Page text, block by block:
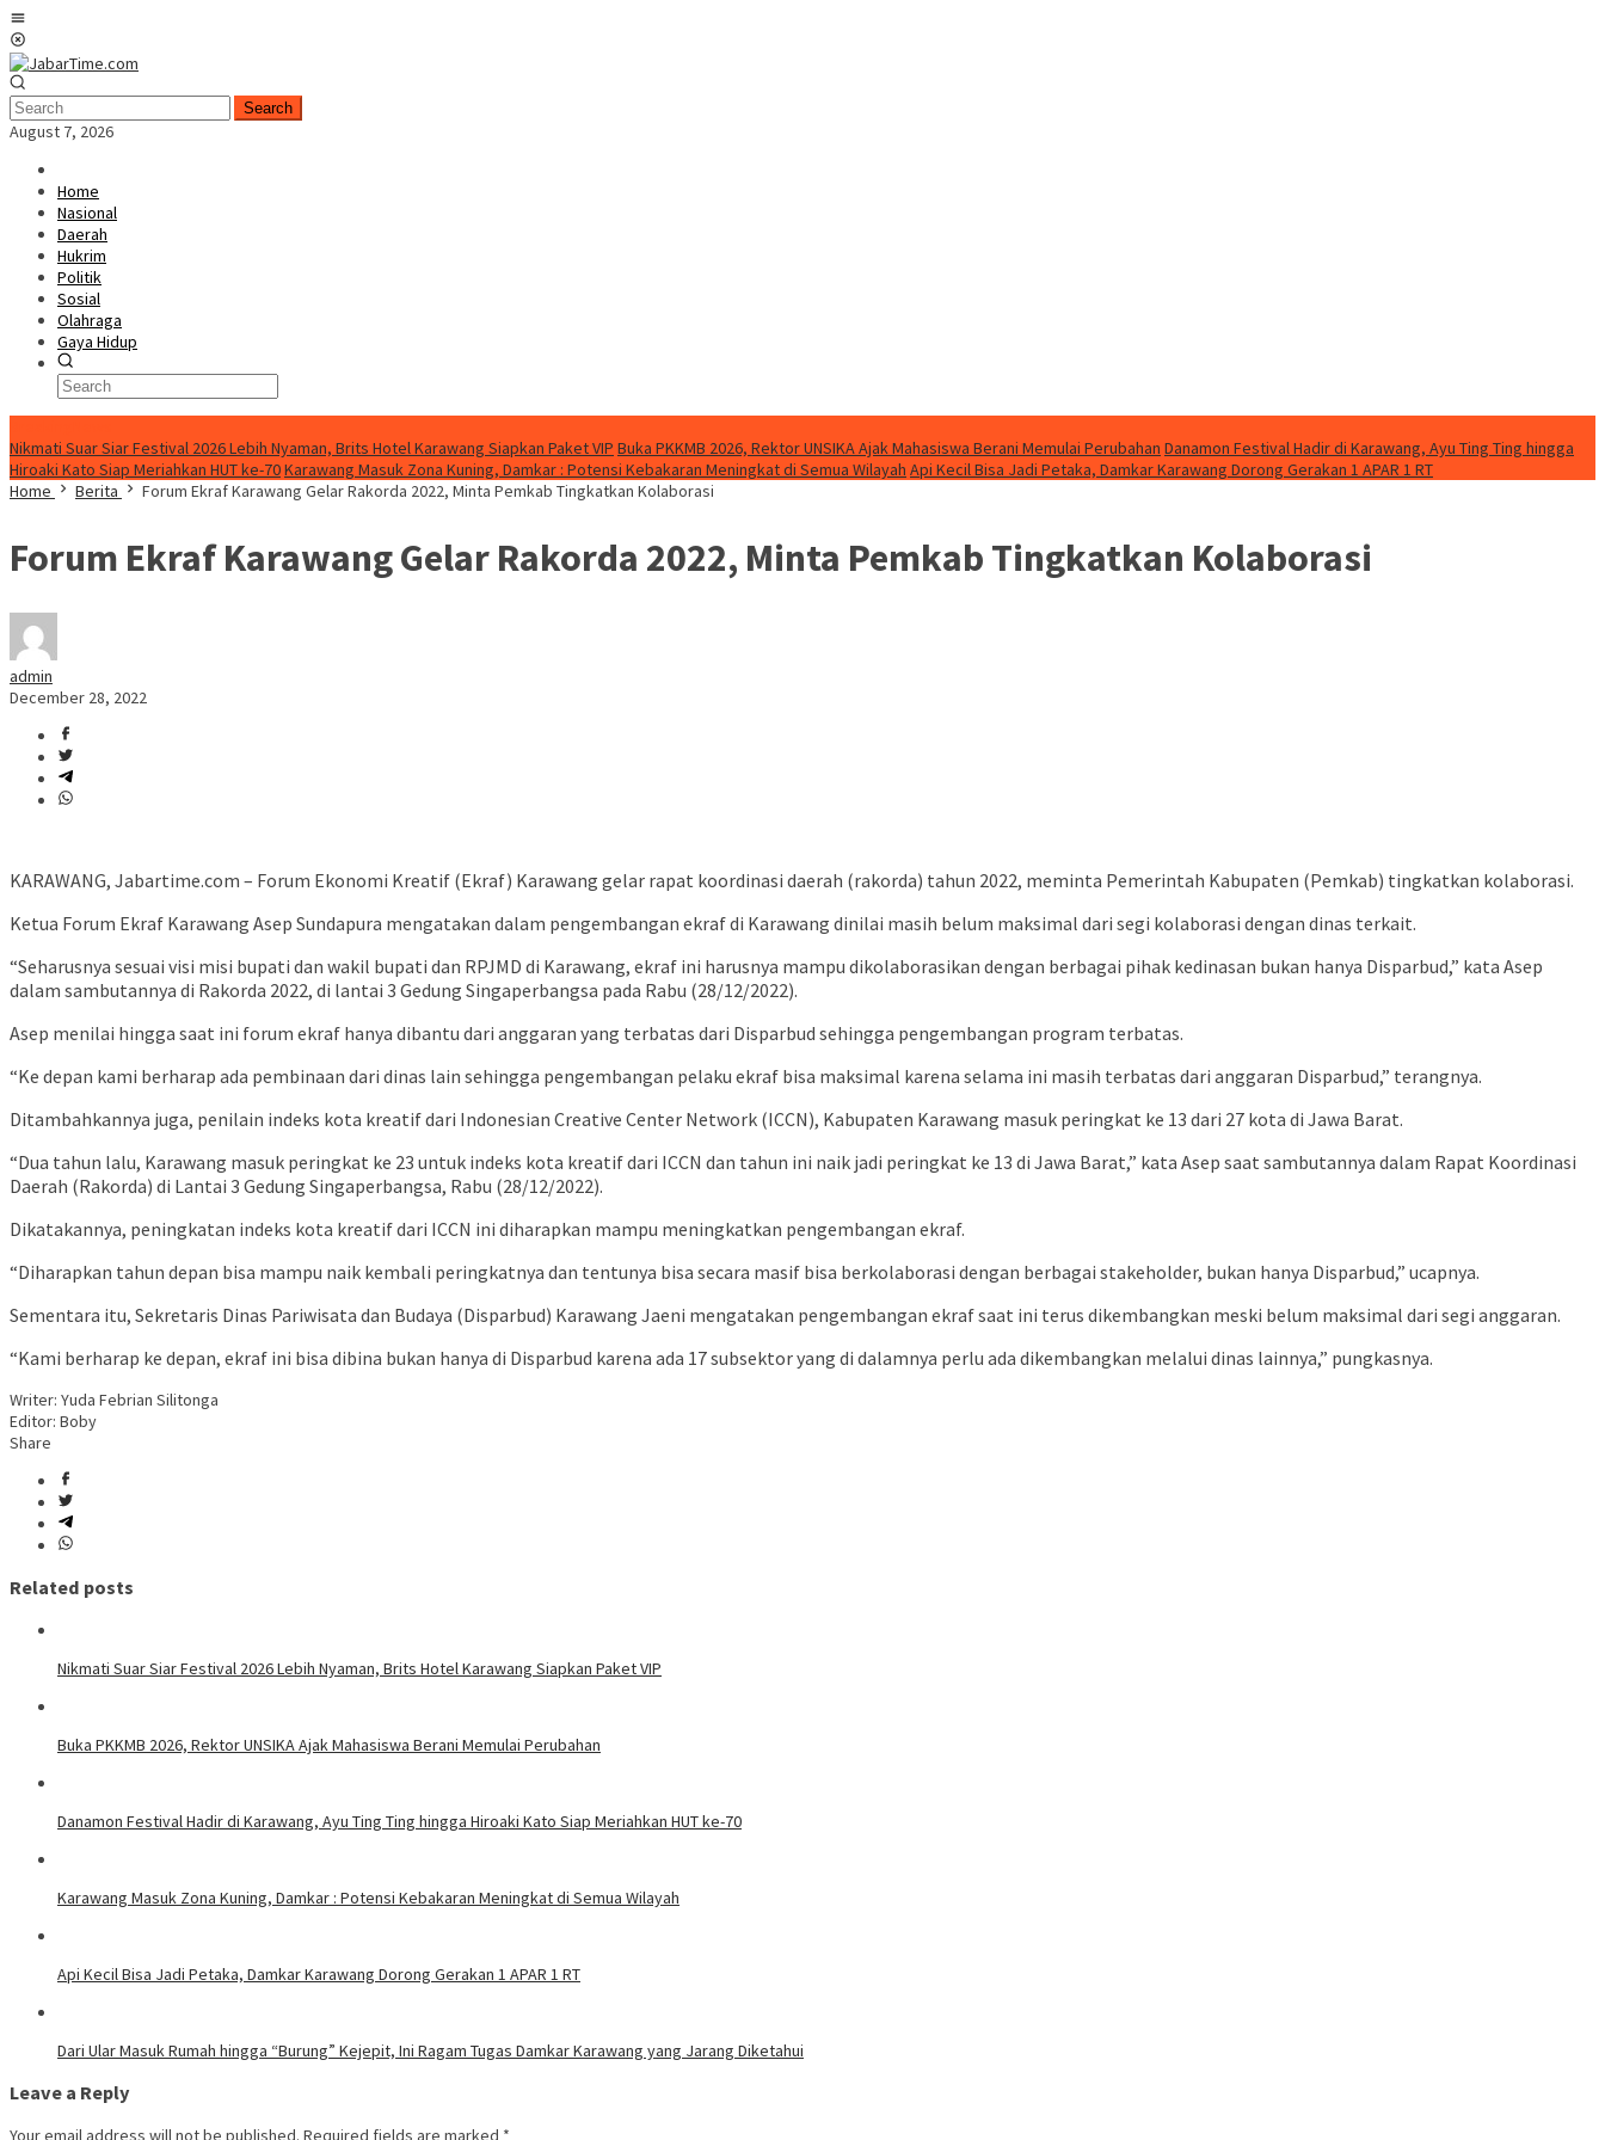
Skip
to
content
Search
August 7, 2026
Home
Nasional
Daerah
Hukrim
Politik
Sosial
Olahraga
Gaya Hidup
Nikmati Suar Siar Festival 2026 Lebih Nyaman, Brits Hotel Karawang Siapkan Paket VIP Buka PKKMB 2026, Rektor UNSIKA Ajak Mahasiswa Berani Memulai Perubahan Danamon Festival Hadir di Karawang, Ayu Ting Ting hingga
Hiroaki Kato Siap Meriahkan HUT ke-70Karawang Masuk Zona Kuning, Damkar : Potensi Kebakaran Meningkat di Semua Wilayah Api Kecil Bisa Jadi Petaka, Damkar Karawang Dorong Gerakan 1 APAR 1 RT
Home
Berita Forum Ekraf Karawang Gelar Rakorda 2022, Minta Pemkab Tingkatkan Kolaborasi
Forum Ekraf Karawang Gelar Rakorda 2022, Minta Pemkab Tingkatkan Kolaborasi
admin
December 28, 2022
KARAWANG, Jabartime.com – Forum Ekonomi Kreatif (Ekraf) Karawang gelar rapat koordinasi daerah (rakorda) tahun 2022, meminta Pemerintah Kabupaten (Pemkab) tingkatkan kolaborasi.
Ketua Forum Ekraf Karawang Asep Sundapura mengatakan dalam pengembangan ekraf di Karawang dinilai masih belum maksimal dari segi kolaborasi dengan dinas terkait.
“Seharusnya sesuai visi misi bupati dan wakil bupati dan RPJMD di Karawang, ekraf ini harusnya mampu dikolaborasikan dengan berbagai pihak kedinasan bukan hanya Disparbud,” kata Asep
dalam sambutannya di Rakorda 2022, di lantai 3 Gedung Singaperbangsa pada Rabu (28/12/2022).
Asep menilai hingga saat ini forum ekraf hanya dibantu dari anggaran yang terbatas dari Disparbud sehingga pengembangan program terbatas.
“Ke depan kami berharap ada pembinaan dari dinas lain sehingga pengembangan pelaku ekraf bisa maksimal karena selama ini masih terbatas dari anggaran Disparbud,” terangnya.
Ditambahkannya juga, penilain indeks kota kreatif dari Indonesian Creative Center Network (ICCN), Kabupaten Karawang masuk peringkat ke 13 dari 27 kota di Jawa Barat.
“Dua tahun lalu, Karawang masuk peringkat ke 23 untuk indeks kota kreatif dari ICCN dan tahun ini naik jadi peringkat ke 13 di Jawa Barat,” kata Asep saat sambutannya dalam Rapat Koordinasi
Daerah (Rakorda) di Lantai 3 Gedung Singaperbangsa, Rabu (28/12/2022).
Dikatakannya, peningkatan indeks kota kreatif dari ICCN ini diharapkan mampu meningkatkan pengembangan ekraf.
“Diharapkan tahun depan bisa mampu naik kembali peringkatnya dan tentunya bisa secara masif bisa berkolaborasi dengan berbagai stakeholder, bukan hanya Disparbud,” ucapnya.
Sementara itu, Sekretaris Dinas Pariwisata dan Budaya (Disparbud) Karawang Jaeni mengatakan pengembangan ekraf saat ini terus dikembangkan meski belum maksimal dari segi anggaran.
“Kami berharap ke depan, ekraf ini bisa dibina bukan hanya di Disparbud karena ada 17 subsektor yang di dalamnya perlu ada dikembangkan melalui dinas lainnya,” pungkasnya.
Writer: Yuda Febrian Silitonga
Editor: Boby
Share
Related posts
Nikmati Suar Siar Festival 2026 Lebih Nyaman, Brits Hotel Karawang Siapkan Paket VIP
Buka PKKMB 2026, Rektor UNSIKA Ajak Mahasiswa Berani Memulai Perubahan
Danamon Festival Hadir di Karawang, Ayu Ting Ting hingga Hiroaki Kato Siap Meriahkan HUT ke-70
Karawang Masuk Zona Kuning, Damkar : Potensi Kebakaran Meningkat di Semua Wilayah
Api Kecil Bisa Jadi Petaka, Damkar Karawang Dorong Gerakan 1 APAR 1 RT
Dari Ular Masuk Rumah hingga “Burung” Kejepit, Ini Ragam Tugas Damkar Karawang yang Jarang Diketahui
Leave a Reply
Your email address will not be published. Required fields are marked *